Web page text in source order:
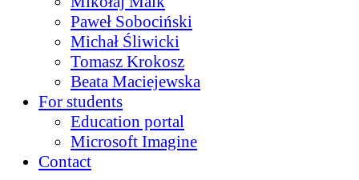
Paweł Sobociński
Michał Śliwicki
Tomasz Krokosz
Beata Maciejewska
For students
Education portal
Microsoft Imagine
Contact